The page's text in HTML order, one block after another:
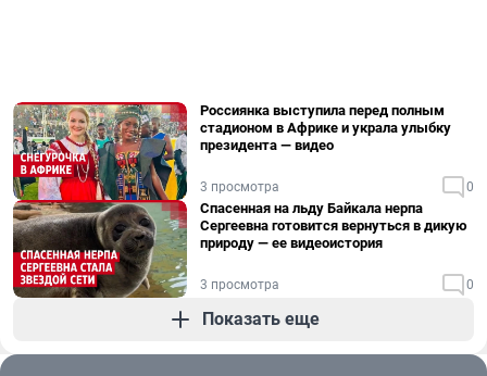
Россиянка выступила перед полным
стадионом в Африке и украла улыбку
президента — видео
3 просмотра 0
Спасенная на льду Байкала нерпа
Сергеевна готовится вернуться в дикую
природу — ее видеоистория
3 просмотра 0
Показать еще